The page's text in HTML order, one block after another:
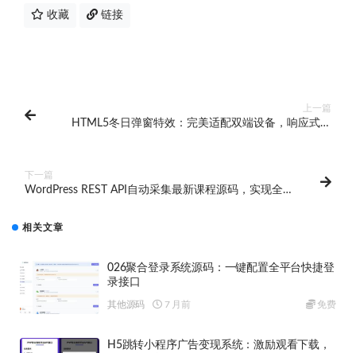
收藏 链接
上一篇
HTML5冬日弹窗特效：完美适配双端设备，响应式设
下一篇
WordPress REST API自动采集最新课程源码，实现全自
相关文章
026聚合登录系统源码：一键配置全平台快捷登
录接口
其他源码 7 月前 免费
H5跳转小程序广告变现系统：激励观看下载，